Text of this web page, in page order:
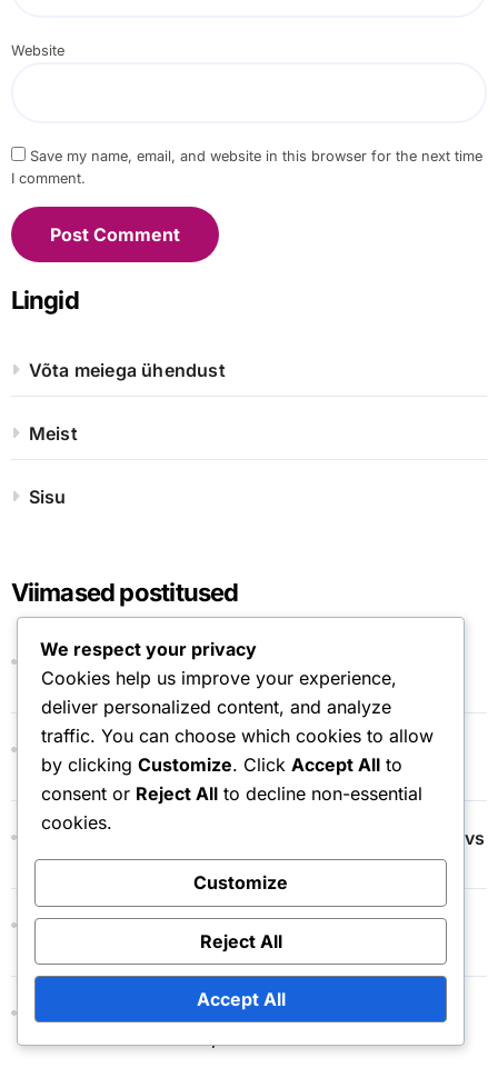
Website
Save my name, email, and website in this browser for the next time
I comment.
Lingid
Võta meiega ühendust
Meist
Sisu
Viimased postitused
Minecrafti kinkekood: turvavihjed, petuskeemide
vältimine, ohutud lunastamispraktikad
Minecrafti tokeni nõudmine: Turvameetmed,
Pettuste vältimine, Ohutegurid tehingutes
Minecrafti kinkekaart: Ostuvõimalused, Digitaalne vs
füüsiline, Jaemüüjate saadavus
Minecrafti turu token: kinkekaardi vahetamine,
tokenite vahetamine, väärtus
Minecrafti kinkekood: Aegunud koodid,
We respect your privacy
Cookies help us improve your experience,
deliver personalized content, and analyze
traffic. You can choose which cookies to allow
by clicking Customize. Click Accept All to
consent or Reject All to decline non-essential
cookies.
Customize
Reject All
Accept All